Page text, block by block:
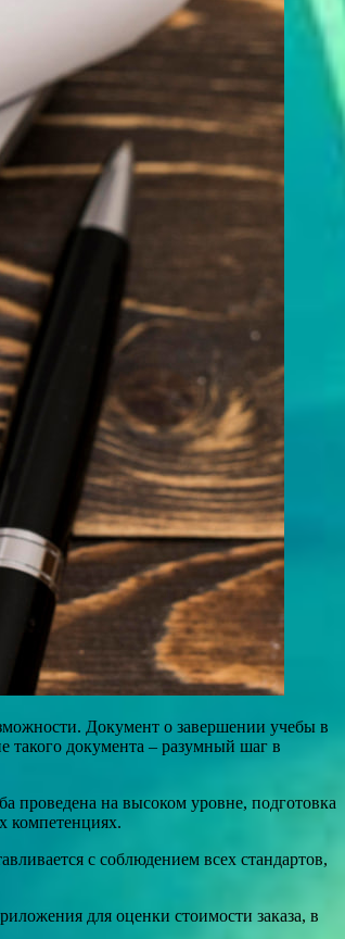
Документ о завершении учебы в
документа – разумный шаг в
проведена на высоком уровне, подготовка
компетенциях.
с соблюдением всех стандартов,
для оценки стоимости заказа, в